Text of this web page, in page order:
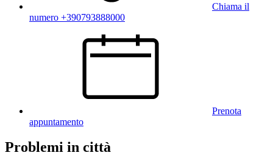
Chiama il
numero +390793888000
Prenota
appuntamento
Problemi in città